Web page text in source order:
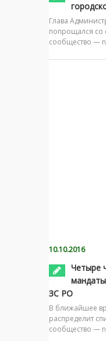
Глава
попрощался со
сообщество —
10.10.2016
Четыре
ЗС РО
В ближайшее
распределит
сообщество —